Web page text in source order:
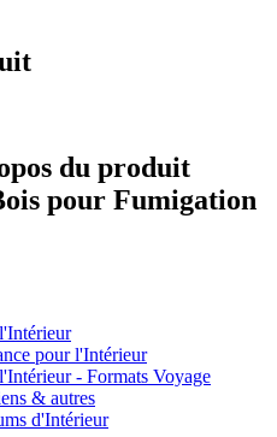
du produit
pour Fumigation
pour l'Intérieur
- Formats Voyage
& autres
d'Intérieur